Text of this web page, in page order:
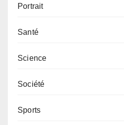
Portrait
Santé
Science
Société
Sports